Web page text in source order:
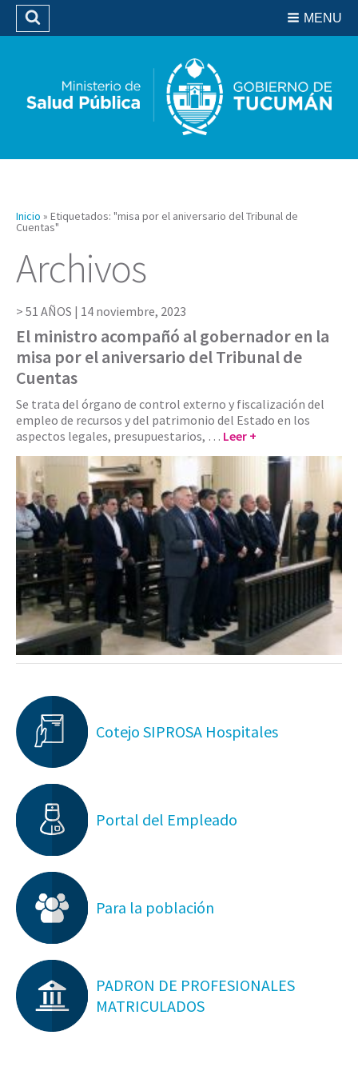
Biblioteca
MENU
Buscar
Inicio » Etiquetados: "misa por el aniversario del Tribunal de
Cuentas"
Archivos
51 AÑOS | 14 noviembre, 2023
El ministro acompañó al gobernador en la
misa por el aniversario del Tribunal de
Cuentas
Se trata del órgano de control externo y fiscalización del
empleo de recursos y del patrimonio del Estado en los
aspectos legales, presupuestarios, … Leer +
Cotejo SIPROSA Hospitales
Portal del Empleado
Para la población
PADRON DE PROFESIONALES
MATRICULADOS